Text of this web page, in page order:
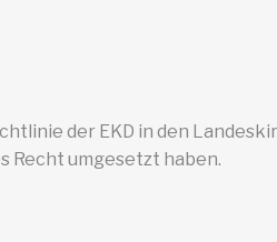
der EKD in den
Recht umgesetzt haben.